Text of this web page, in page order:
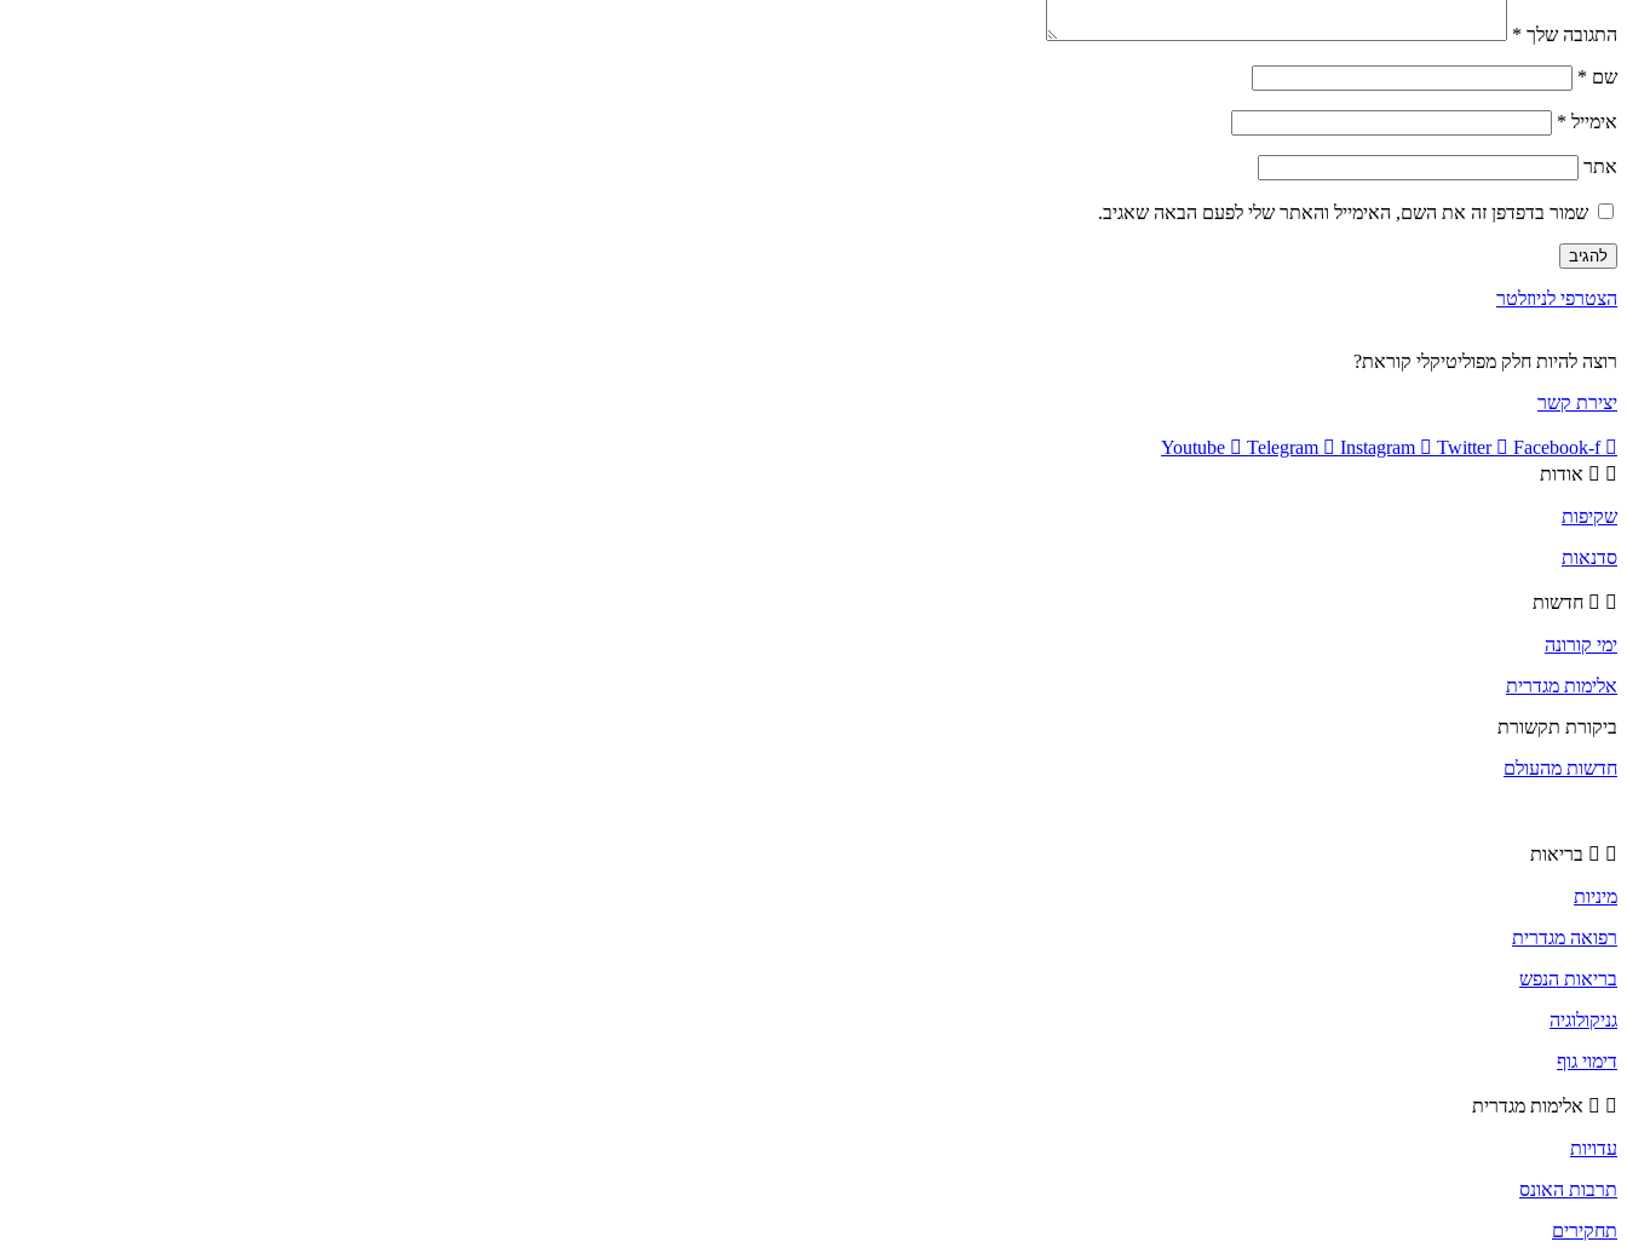
התגובה שלך *
שם *
אימייל *
אתר
שמור בדפדפן זה את השם, האימייל והאתר שלי לפעם הבאה שאגיב.
הצטרפי לניוזלטר
רוצה להיות חלק מפוליטיקלי קוראת?
יצירת קשר
Youtube Telegram Instagram Twitter
Facebook-f
אודות
שקיפות
סדנאות
חדשות
ימי קורונה
אלימות מגדרית
ביקורת תקשורת
חדשות מהעולם
בריאות
מיניות
רפואה מגדרית
בריאות הנפש
גניקולוגיה
דימוי גוף
אלימות מגדרית
עדויות
תרבות האונס
תחקירים